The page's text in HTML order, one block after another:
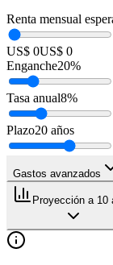
Renta mensual
US$ 0US$ 0
Enganche20%
Tasa anual8%
Plazo20 años
Gastos avanzados
Proyección a 10